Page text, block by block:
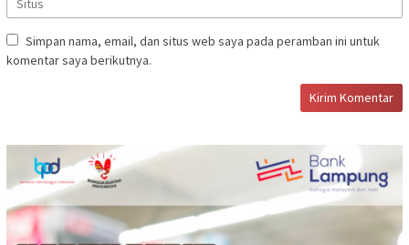
Simpan nama, email, dan situs web saya pada peramban ini untuk
komentar saya berikutnya.